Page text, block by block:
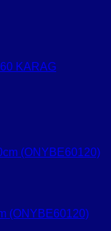
KARAG
(ONYBE60120)